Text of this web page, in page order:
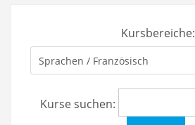
Kursbereiche:
Kurse suchen: